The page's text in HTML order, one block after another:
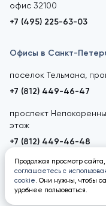
офис 32100
+7 (495) 225-63-03
Офисы в Санкт-
поселок Тельмана,
+7 (812) 449-46-47
проспект
этаж
+7 (812) 449-46-48
Продолжая просмотр
соглашаетесь с
cookie. Они нужны, чтобы
удобнее пользоваться.